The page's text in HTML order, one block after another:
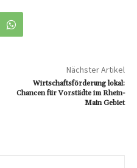
Nächster Artikel
Wirtschaftsförderung lokal:
Chancen für Vorstädte im Rhein-
Main Gebiet